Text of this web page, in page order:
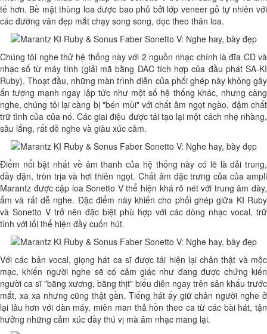
tế hơn. Bề mặt thùng loa được bao phủ bởi lớp veneer gỗ tự nhiên với
các đường vân đẹp mắt chạy song song, dọc theo thân loa.
Chúng tôi nghe thử hệ thống này với 2 nguồn nhạc chính là đĩa CD và
nhạc số từ máy tính (giải mã bằng DAC tích hợp của đầu phát SA-KI
Ruby). Thoạt đầu, những màn trình diễn của phối ghép này không gây
ấn tượng mạnh ngay lập tức như một số hệ thống khác, nhưng càng
nghe, chúng tôi lại càng bị "bén mùi" với chất âm ngọt ngào, đậm chất
trữ tình của của nó. Các giai điệu được tái tạo lại một cách nhẹ nhàng,
sâu lắng, rất dễ nghe và giàu xúc cảm.
Điểm nổi bật nhất về âm thanh của hệ thống này có lẽ là dải trung,
đầy đặn, tròn trịa và hơi thiên ngọt. Chất âm đặc trưng của của ampli
Marantz được cặp loa Sonetto V thể hiện khá rõ nét với trung âm dày,
ấm và rất dễ nghe. Đặc điểm này khiến cho phối ghép giữa KI Ruby
và Sonetto V trở nên đặc biệt phù hợp với các dòng nhạc vocal, trữ
tình với lối thể hiện đầy cuốn hút.
Với các bản vocal, giọng hát ca sĩ được tái hiện lại chân thật và mộc
mạc, khiến người nghe sẽ có cảm giác như đang được chứng kiến
người ca sĩ "bằng xương, bằng thịt" biểu diễn ngay trên sân khấu trước
mắt, xa xa nhưng cũng thật gần. Tiếng hát ấy giữ chân người nghe ở
lại lâu hơn với dàn máy, miên man thả hồn theo ca từ các bài hát, tận
hưởng những cảm xúc đầy thú vị mà âm nhạc mang lại.